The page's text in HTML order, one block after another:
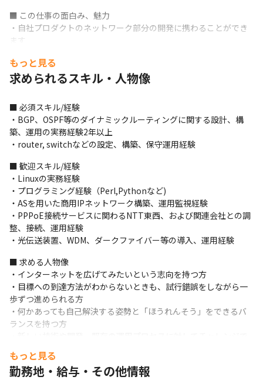
■ この仕事の面白み、魅力
・自社プロダクトのネットワーク部分の開発に携わることができ
ます
スを自分たちで考え新しいサービスを作り出すことができます
ボトムアップな組織で、意見が採用されやすいのが魅力です。
もっと見る
求められるスキル・人物像
■ 必須スキル/経験
・BGP、OSPF等のダイナミックルーティングに関する設計、構
築、運用の実務経験2年以上
・router, switchなどの設定、構築、保守運用経験
■ 歓迎スキル/経験
・Linuxの実務経験
・プログラミング経験（Perl,Pythonなど)
・ASを用いた商用IPネットワーク構築、運用監視経験
・PPPoE接続サービスに関わるNTT東西、および関連会社との調
整、接続、運用経験
・光伝送装置、WDM、ダークファイバー等の導入、運用経験
■ 求める人物像
・インターネットを広げてみたいという志向を持つ方
・目標への到達方法がわからないときも、試行錯誤をしながら一
歩ずつ進められる方
・何かあっても自己解決する姿勢と「ほうれんそう」をできるバ
ランスを持つ方
・サービスを運用するチームや営業部門とのかかわりが多いた
め、他部署メンバーを含め積極的に会話ができる方
もっと見る
勤務地・給与・その他情報